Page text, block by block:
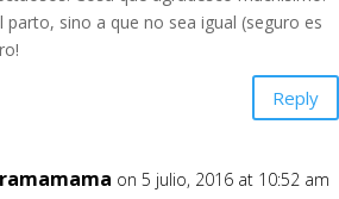
parto, sino a que no sea igual (seguro es
Reply
on 5 julio, 2016 at 10:52 am